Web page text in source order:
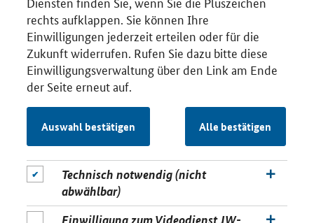
rechts aufklappen. Sie können Ihre
Einwilligungen jederzeit erteilen oder für die
Zukunft widerrufen. Rufen Sie dazu bitte diese
Einwilligungsverwaltung über den Link am Ende
der Seite erneut auf.
Auswahl bestätigen Alle bestätigen
Technisch notwendig (nicht
abwählbar)